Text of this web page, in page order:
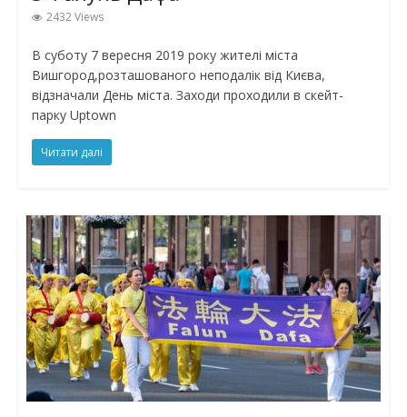
2432 Views
В суботу 7 вересня 2019 року жителі міста
Вишгород,розташованого неподалік від Києва,
відзначали День міста. Заходи проходили в скейт-
парку Uptown
Читати далі